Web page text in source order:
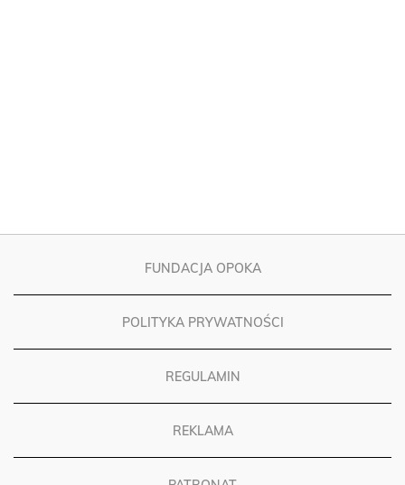
FUNDACJA OPOKA
POLITYKA PRYWATNOŚCI
REGULAMIN
REKLAMA